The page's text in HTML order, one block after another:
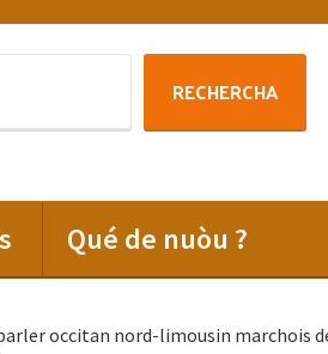
RECHERCHA
Qué de nuòu ?
occitan nord-limousin marchois